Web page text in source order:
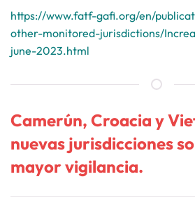
https://www.fatf-gafi.org/en/
other-monitored-jurisdictions/
june-2023.html
Camerún, Croacia y
nuevas jurisdicciones
mayor vigilancia.